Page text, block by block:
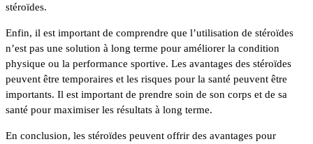
stéroïdes.
Enfin, il est important de comprendre que l’utilisation de stéroïdes
n’est pas une solution à long terme pour améliorer la condition
physique ou la performance sportive. Les avantages des stéroïdes
peuvent être temporaires et les risques pour la santé peuvent être
importants. Il est important de prendre soin de son corps et de sa
santé pour maximiser les résultats à long terme.
En conclusion, les stéroïdes peuvent offrir des avantages pour